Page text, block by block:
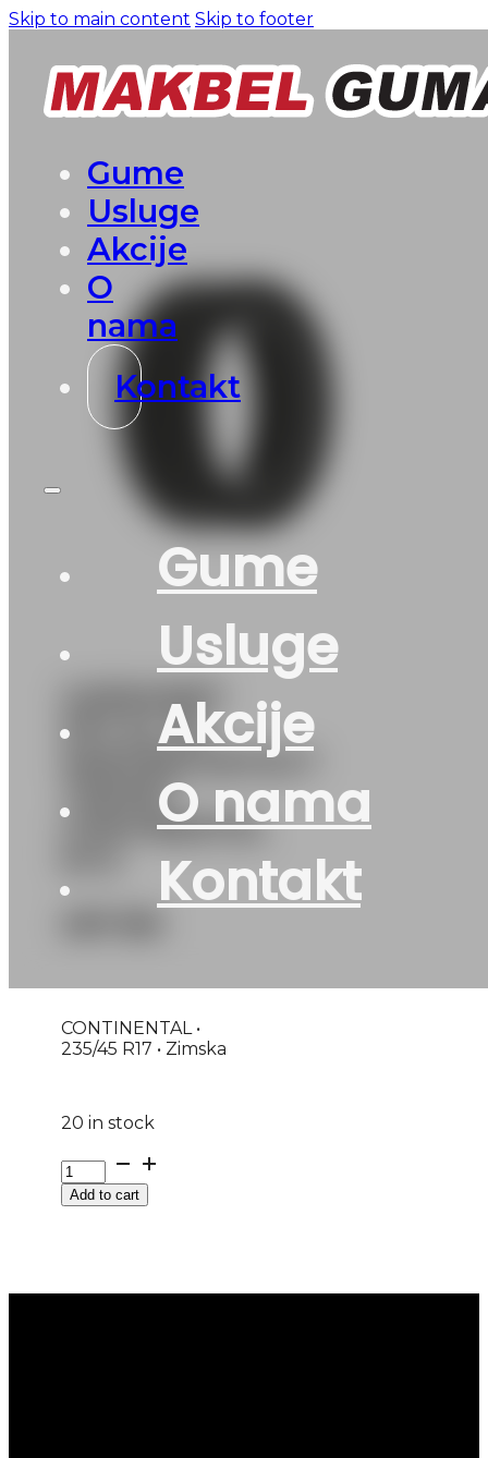
Skip to main content Skip to footer
Gume
Usluge
Akcije
O
nama
Kontakt
Gume
Usluge
Akcije
O nama
Kontakt
G235/45R17
97V XL FR
WINTERCONTACT
TS870P
CONTINENTAL
CONTINENTAL •
235/45 R17 • Zimska
20 in stock
G235/45R17
97V
XLAdd to cart